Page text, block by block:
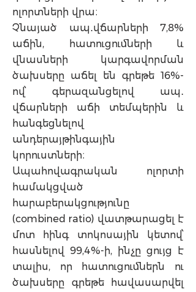
ոլորտների վրա։
Չնայած ապ․վճարների 7,8%
աճին, հատուցումների և
վնասների կարգավորման
ծախսերը աճել են գրեթե 16%-
ով՝ գերազանցելով ապ․
վճարների աճի տեմպերին և
հանգեցնելով
անդերայթինգային
կորուստների։
Ապահովագրական ոլորտի
համակցված
հարաբերակցությունը
(combined ratio) վատթարացել է
մոտ հինգ տոկոսային կետով՝
հասնելով 99,4%-ի, ինչը ցույց է
տալիս, որ հատուցումներն ու
ծախսերը գրեթե հավասարվել